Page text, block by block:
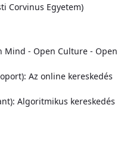
Corvinus Egyetem)
Mind - Open Culture - Open
Az online kereskedés
Algoritmikus kereskedés